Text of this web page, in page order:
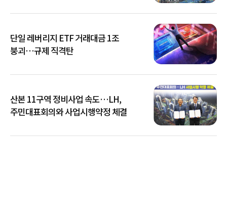
단일 레버리지 ETF 거래대금 1조
붕괴…규제 직격탄
산본 11구역 정비사업 속도…LH,
주민대표회의와 사업시행약정 체결